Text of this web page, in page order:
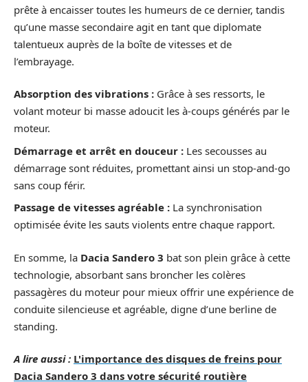
prête à encaisser toutes les humeurs de ce dernier, tandis
qu’une masse secondaire agit en tant que diplomate
talentueux auprès de la boîte de vitesses et de
l’embrayage.
Absorption des vibrations : Grâce à ses ressorts, le
volant moteur bi masse adoucit les à-coups générés par le
moteur.
Démarrage et arrêt en douceur : Les secousses au
démarrage sont réduites, promettant ainsi un stop-and-go
sans coup férir.
Passage de vitesses agréable : La synchronisation
optimisée évite les sauts violents entre chaque rapport.
En somme, la Dacia Sandero 3 bat son plein grâce à cette
technologie, absorbant sans broncher les colères
passagères du moteur pour mieux offrir une expérience de
conduite silencieuse et agréable, digne d’une berline de
standing.
A lire aussi : L'importance des disques de freins pour
Dacia Sandero 3 dans votre sécurité routière